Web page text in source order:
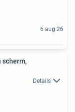
6 aug 26
scherm,
Details